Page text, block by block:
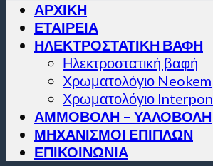
ΑΡΧΙΚΗ
ΕΤΑΙΡΕΙΑ
ΗΛΕΚΤΡΟΣΤΑΤΙΚΗ ΒΑΦΗ
Ηλεκτροστατική βαφή
Χρωματολόγιο Neokem
Χρωματολόγιο Interpon
ΑΜΜΟΒΟΛΗ – ΥΑΛΟΒΟΛΗ
ΜΗΧΑΝΙΣΜΟΙ ΕΠΙΠΛΩΝ
ΕΠΙΚΟΙΝΩΝΙΑ